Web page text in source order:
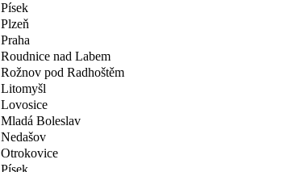
Písek
Plzeň
Praha
Roudnice nad Labem
Rožnov pod Radhoštěm
Litomyšl
Lovosice
Mladá Boleslav
Nedašov
Otrokovice